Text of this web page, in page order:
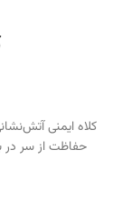
کلاه ایمنی
حفاظت از سر در